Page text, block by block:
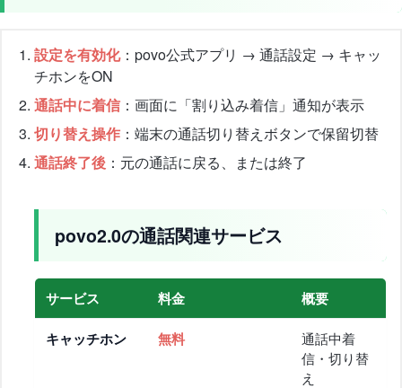
設定を有効化：povo公式アプリ → 通話設定 → キャッ
チホンをON
通話中に着信 ：画面に「割り込み着信」通知が表示
切り替え操作 ：端末の通話切り替えボタンで保留切替
通話終了後 ：元の通話に戻る、または終了
povo2.0の通話関連サービス
サービス 料金 概要
キャッチホン 無料
通話中着
信・切り替
え